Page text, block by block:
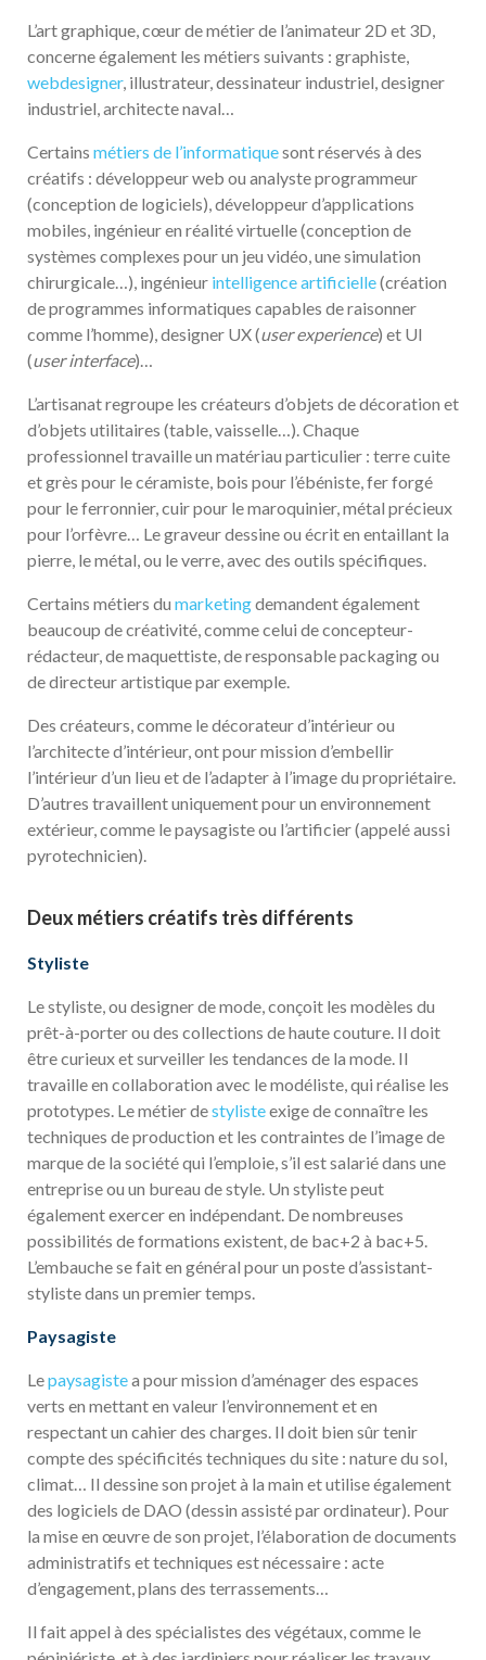
L’art graphique, cœur de métier de l’animateur 2D et 3D,
concerne également les métiers suivants : graphiste,
webdesigner, illustrateur, dessinateur industriel, designer
industriel, architecte naval…
Certains métiers de l’informatiquesont réservés à des
créatifs : développeur web ou analyste programmeur
(conception de logiciels), développeur d’applications
mobiles, ingénieur en réalité virtuelle (conception de
systèmes complexes pour un jeu vidéo, une simulation
chirurgicale…), ingénieur intelligence artificielle(création
de programmes informatiques capables de raisonner
comme l’homme), designer UX (user experience) et UI
(user interface)…
L’artisanat regroupe les créateurs d’objets de décoration et
d’objets utilitaires (table, vaisselle…). Chaque
professionnel travaille un matériau particulier : terre cuite
et grès pour le céramiste, bois pour l’ébéniste, fer forgé
pour le ferronnier, cuir pour le maroquinier, métal précieux
pour l’orfèvre… Le graveur dessine ou écrit en entaillant la
pierre, le métal, ou le verre, avec des outils spécifiques.
Certains métiers du marketingdemandent également
beaucoup de créativité, comme celui de concepteur-
rédacteur, de maquettiste, de responsable packaging ou
de directeur artistique par exemple.
Des créateurs, comme le décorateur d’intérieur ou
l’architecte d’intérieur, ont pour mission d’embellir
l’intérieur d’un lieu et de l’adapter à l’image du propriétaire.
D’autres travaillent uniquement pour un environnement
extérieur, comme le paysagiste ou l’artificier (appelé aussi
pyrotechnicien).
Deux métiers créatifs très différents
Styliste
Le styliste, ou designer de mode, conçoit les modèles du
prêt-à-porter ou des collections de haute couture. Il doit
être curieux et surveiller les tendances de la mode. Il
travaille en collaboration avec le modéliste, qui réalise les
prototypes. Le métier destylisteexige de connaître les
techniques de production et les contraintes de l’image de
marque de la société qui l’emploie, s’il est salarié dans une
entreprise ou un bureau de style. Un styliste peut
également exercer en indépendant. De nombreuses
possibilités de formations existent, de bac+2 à bac+5.
L’embauche se fait en général pour un poste d’assistant-
styliste dans un premier temps.
Paysagiste
Lepaysagistea pour mission d’aménager des espaces
verts en mettant en valeur l’environnement et en
respectant un cahier des charges. Il doit bien sûr tenir
compte des spécificités techniques du site : nature du sol,
climat… Il dessine son projet à la main et utilise également
des logiciels de DAO (dessin assisté par ordinateur). Pour
la mise en œuvre de son projet, l’élaboration de documents
administratifs et techniques est nécessaire : acte
d’engagement, plans des terrassements…
Il fait appel à des spécialistes des végétaux, comme le